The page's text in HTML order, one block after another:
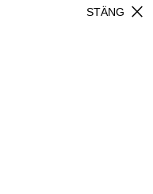
close
STÄNG